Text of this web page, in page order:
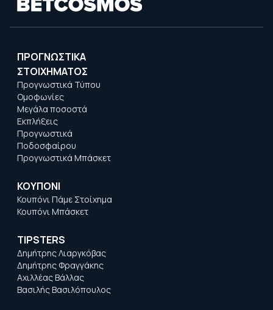
ΠΡΟΓΝΩΣΤΙΚΑ
ΣΤΟΙΧΗΜΑΤΟΣ
Προγνωστικά Τύπου
Ομοφωνίες
Μεγάλα ποσοστά
Εκπλήξεις
Προγνωστικά
Ποδοσφαίρου
Προγνωστικά Μπάσκετ
ΚΟΥΠΟΝΙ
Κουπόνι Πάμε Στοίχημα
Κουπόνι Μπάσκετ
TIPSTERS
Δημήτρης Λιαργκόβας
Δημήτρης Φραγγάκης
Αχιλλέας Βάλλας
Βασιλής Βασιλόπουλος